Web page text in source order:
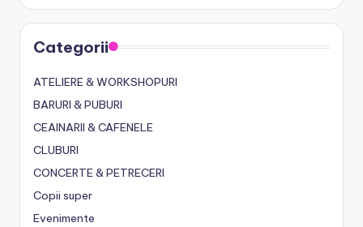
Categorii
ATELIERE & WORKSHOPURI
BARURI & PUBURI
CEAINARII & CAFENELE
CLUBURI
CONCERTE & PETRECERI
Copii super
Evenimente